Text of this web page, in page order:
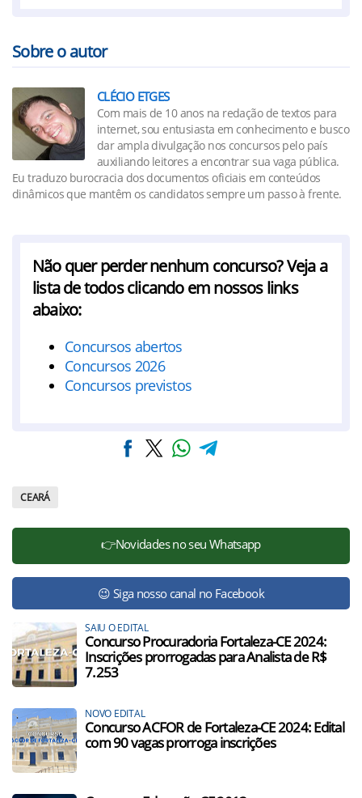
Sobre o autor
CLÉCIO ETGES
Com mais de 10 anos na redação de textos para
internet, sou entusiasta em conhecimento e busco
dar ampla divulgação nos concursos pelo país
auxiliando leitores a encontrar sua vaga pública.
Eu traduzo burocracia dos documentos oficiais em conteúdos
dinâmicos que mantêm os candidatos sempre um passo à frente.
Não quer perder nenhum concurso? Veja a
lista de todos clicando em nossos links
abaixo:
Concursos abertos
Concursos 2026
Concursos previstos
CEARÁ
👉Novidades no seu Whatsapp
😉 Siga nosso canal no Facebook
SAIU O EDITAL
Concurso Procuradoria Fortaleza-CE 2024:
Inscrições prorrogadas para Analista de R$
7.253
NOVO EDITAL
Concurso ACFOR de Fortaleza-CE 2024: Edital
com 90 vagas prorroga inscrições